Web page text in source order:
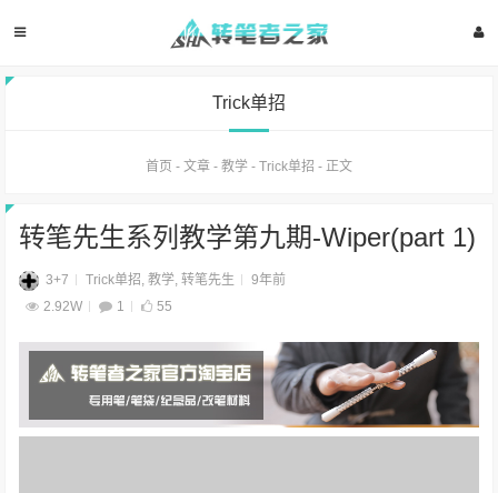
Trick单招
首页 - 文章 - 教学 - Trick单招 - 正文
转笔先生系列教学第九期-Wiper(part 1)
3+7 Trick单招,教学,转笔先生
9年前
2.92W
1 55